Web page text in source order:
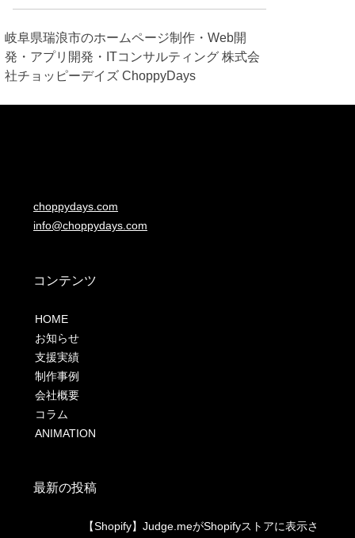
岐阜県瑞浪市のホームページ制作・Web開
発・アプリ開発・ITコンサルティング 株式会
社チョッピーデイズ ChoppyDays
choppydays.com
info@choppydays.com
コンテンツ
HOME
お知らせ
支援実績
制作事例
会社概要
コラム
ANIMATION
最新の投稿
【Shopify】Judge.meがShopifyストアに表示さ